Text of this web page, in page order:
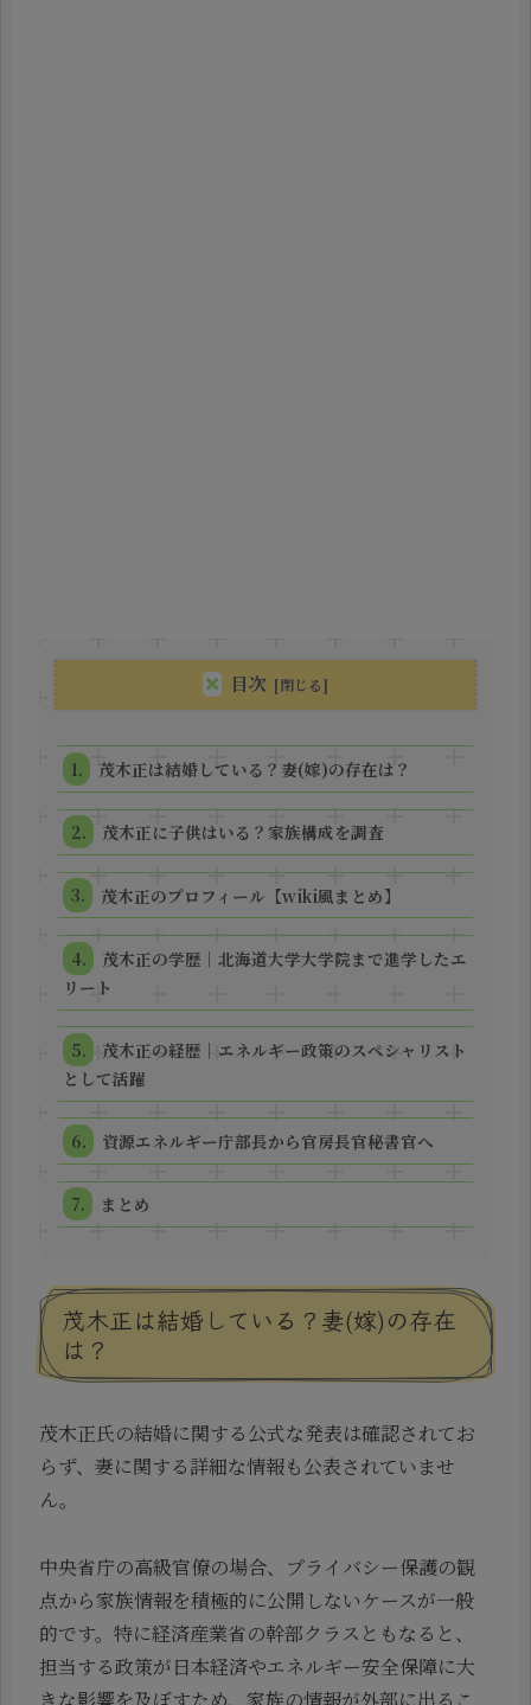
目次
茂木正は結婚している？妻(嫁)の存在は？
茂木正に子供はいる？家族構成を調査
茂木正のプロフィール【wiki風まとめ】
茂木正の学歴｜北海道大学大学院まで進学したエ
リート
茂木正の経歴｜エネルギー政策のスペシャリスト
として活躍
資源エネルギー庁部長から官房長官秘書官へ
まとめ
茂木正は結婚している？妻(嫁)の存在
は？
茂木正氏の結婚に関する公式な発表は確認されてお
らず、妻に関する詳細な情報も公表されていませ
ん。
中央省庁の高級官僚の場合、プライバシー保護の観
点から家族情報を積極的に公開しないケースが一般
的です。特に経済産業省の幹部クラスともなると、
担当する政策が日本経済やエネルギー安全保障に大
きな影響を及ぼすため、家族の情報が外部に出るこ